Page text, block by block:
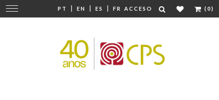
PT | EN | ES | FR ACCESO (0)
Cambiar
navegación